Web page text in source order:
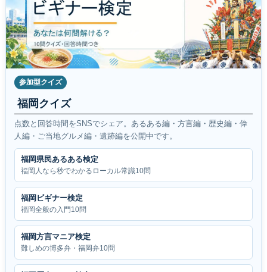
参加型クイズ
福岡クイズ
点数と回答時間をSNSでシェア。あるある編・方言編・歴史編・偉
人編・ご当地グルメ編・遺跡編を公開中です。
福岡県民あるある検定
福岡人なら秒でわかるローカル常識10問
福岡ビギナー検定
福岡全般の入門10問
福岡方言マニア検定
難しめの博多弁・福岡弁10問